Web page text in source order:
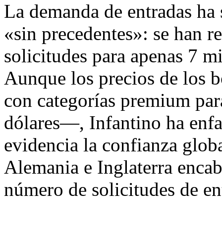
La demanda de entradas
«sin precedentes»: se han
solicitudes para apenas 7
Aunque los precios de los
con categorías premium
dólares—, Infantino ha
evidencia la confianza
Alemania e Inglaterra
número de solicitudes de